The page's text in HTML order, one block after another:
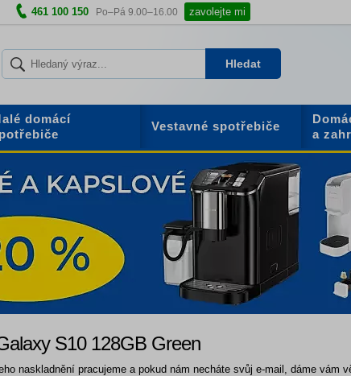
461 100 150 Po–Pá 9.00–16.00 zavolejte mi
Hledat
domácí
Vestavné spotřebiče
a
S10 128GB Green
naskladnění pracujeme a pokud nám necháte svůj e-mail, dáme vám